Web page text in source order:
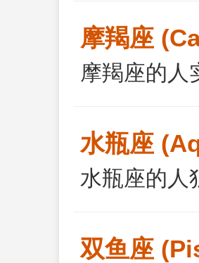
摩羯座
摩羯座的人
水瓶座
水瓶座的人
双鱼座